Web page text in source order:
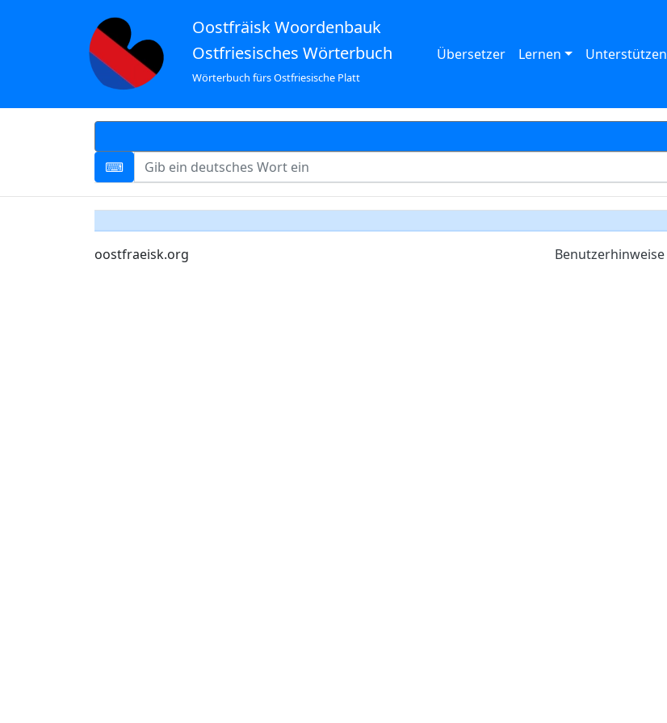
Oostfräisk Woordenbauk
Ostfriesisches Wörterbuch
Wörterbuch fürs Ostfriesische Platt
Übersetzer Lernen Unterstützen
oostfraeisk.org Benutzerhinweise